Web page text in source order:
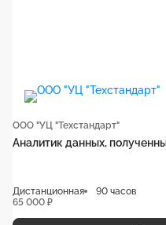
ООО "УЦ "Техстандарт"
Аналитик данных,
Дистанционная
90 часов
65 000 ₽